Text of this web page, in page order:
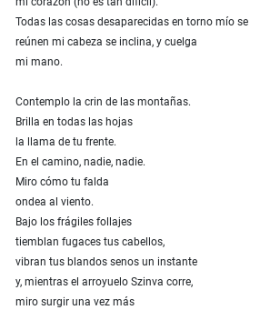
Todas las cosas desaparecidas en torno mío se
reúnen mi cabeza se inclina, y cuelga
mi mano.
Contemplo la crin de las montañas.
Brilla en todas las hojas
la llama de tu frente.
En el camino, nadie, nadie.
Miro cómo tu falda
ondea al viento.
Bajo los frágiles follajes
tiemblan fugaces tus cabellos,
vibran tus blandos senos un instante
y, mientras el arroyuelo Szinva corre,
miro surgir una vez más